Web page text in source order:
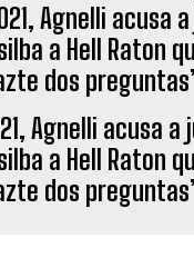
Agnelli acusa a
a Hell Raton
dos preguntas’